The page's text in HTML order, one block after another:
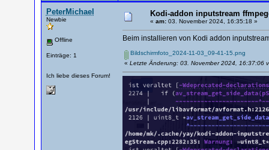
PeterMichael
Newbie
Offline
Einträge: 1
Ich liebe dieses Forum!
Kodi-addon inputstream
« am:03. November 2024, 16:35:18 »
Beim installieren von Kodi addon
Bildschirmfoto_2024-11-03_09-41-15.png
« Letzte Änderung: 03. November 2024, 16:37:06